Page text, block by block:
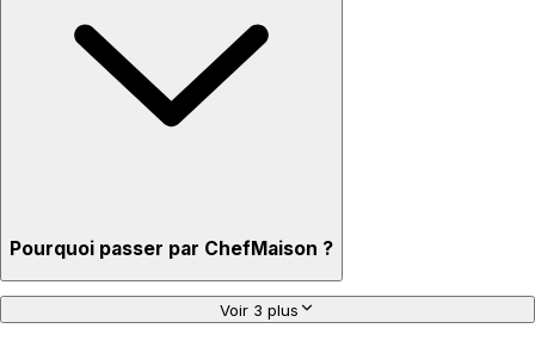
Pourquoi passer par ChefMaison ?
Voir 3 plus